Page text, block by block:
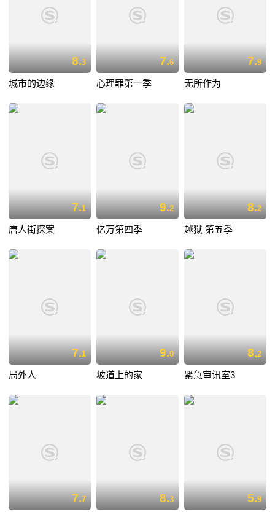
8.3
城市的边缘
7.6
心理罪第一季
7.9
无所作为
7.1
唐人街探案
9.2
亿万第四季
8.2
越狱 第五季
7.1
局外人
9.0
坡道上的家
8.2
紧急审讯室3
7.7 8.3 5.9